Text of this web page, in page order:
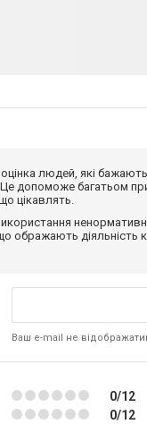
оцінка людей, які
допоможе багатьом
цікавлять.
ображають діяльність
Ваш e-mail не
0/12
0/12